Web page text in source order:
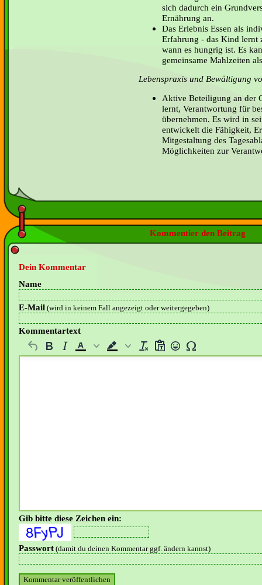
sich dadurch ein
Ernährung an.
Das Erlebnis Essen als
Erfahrung - das Kind lernt
wann es hungrig ist. Es
gemeinsame Mahlzeiten
Lebenspraxis und Bewältigung
Aktive Beteiligung an der
lernt, Verantwortung für
übernehmen. Es wird in
entwickelt die Fähigkeit,
Mitgestaltung des
Möglichkeiten zur
Kommentier den Beitrag
Dein Kommentar
Name
E-Mail (wird in keinem Fall angezeigt oder weitergegeben)
Kommentartext
Gib bitte diese Zeichen ein:
Passwort (damit du deinen Kommentar ggf. ändern kannst)